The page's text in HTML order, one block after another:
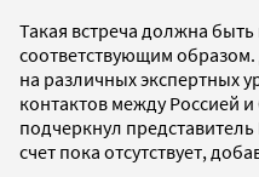
Такая встреча должна
соответствующим
на различных экспертных
контактов между Россией
подчеркнул
счет пока отсутствует,